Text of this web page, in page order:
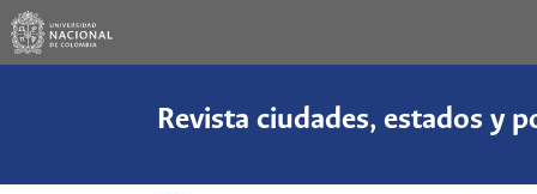
Revista ciudades, estados y